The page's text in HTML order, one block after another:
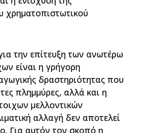
χρηματοπιστωτικού
την επίτευξη των ανωτέρω
είναι η γρήγορη
δραστηριότητας που
πλημμύρες, αλλά και η
μελλοντικών
αλλαγή δεν αποτελεί
Για αυτόν τον σκοπό η